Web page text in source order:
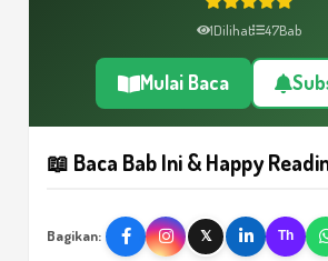
1Dilihat 47Bab
Mulai Baca
📖 Baca Bab Ini & Happy
Bagikan: 𝕏 Th